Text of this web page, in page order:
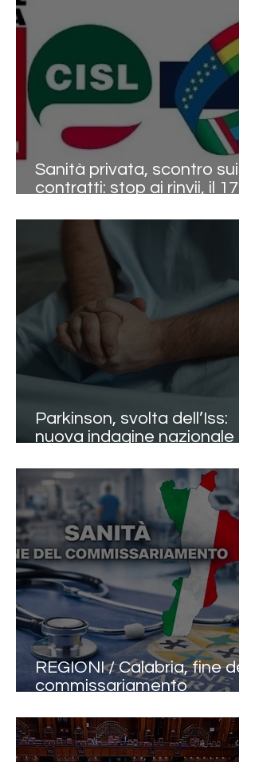
Sanità privata, scontro sui
contratti: stop ai rinvii, il 17
mobilitazione nazionale
Parkinson, svolta dell’Iss:
nuova indagine nazionale e
oltre dieci anni
REGIONI / Calabria, fine del
commissariamento
la gestione ordinaria